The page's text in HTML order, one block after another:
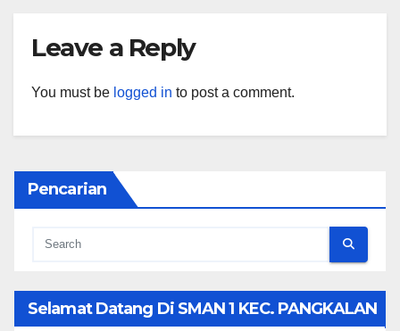
Leave a Reply
You must be logged in to post a comment.
Pencarian
Selamat Datang Di SMAN 1 KEC. PANGKALAN